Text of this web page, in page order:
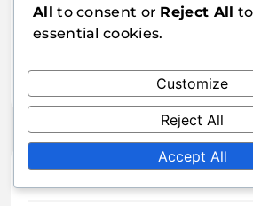
Lame de tennis de
: Vitesse, Légèreté,
Raquette de tennis de table
poignée anatomique :
ergonomique,
Leave a Reply
All to consent or Reject All
essential cookies.
Customize
Reject All
Accept All